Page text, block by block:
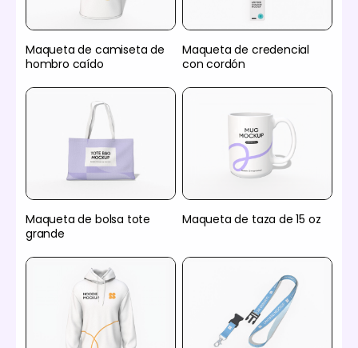
Maqueta de camiseta de
hombro caído
Maqueta de credencial
con cordón
Maqueta de bolsa tote
grande
Maqueta de taza de 15 oz